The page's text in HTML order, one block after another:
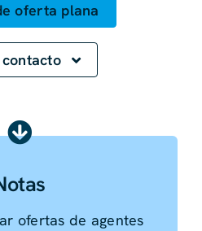
oferta plana
ofertas de agentes